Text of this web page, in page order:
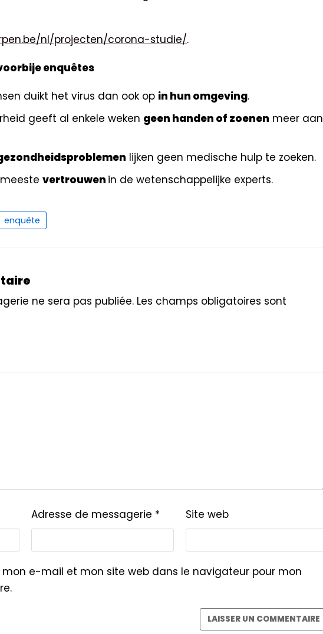
nl/projecten/corona-studie/.
enquêtes
duikt het virus dan ook op in hun omgeving.
geeft al enkele weken geen handen of zoenen meer aan
lijken geen medische hulp te zoeken.
vertrouwen in de wetenschappelijke experts.
enquête
ne sera pas publiée. Les champs obligatoires sont
Adresse de messagerie * Site web
mon e-mail et mon site web dans le navigateur pour mon